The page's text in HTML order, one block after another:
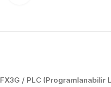
FX3G / PLC (Programlanabilir